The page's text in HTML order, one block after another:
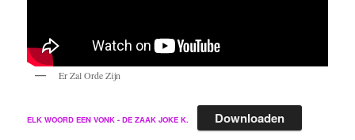
Er Zal Orde Zijn
ELK WOORD EEN VONK - DE ZAAK JOKE K. Downloaden